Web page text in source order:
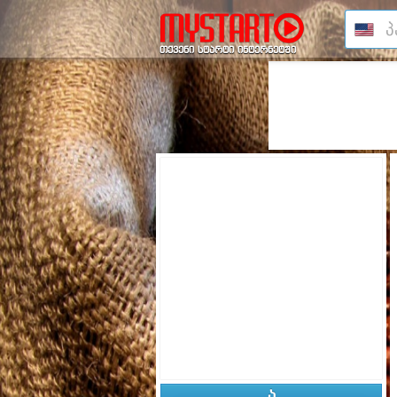
თქვენი სტარტი ინტერნეტში